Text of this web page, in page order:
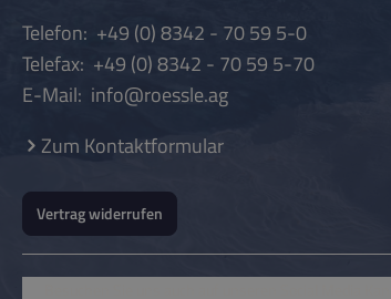
Telefon: +49 (0) 8342 - 70 59 5-0
Telefax: +49 (0) 8342 - 70 59 5-70
E-Mail: info@roessle.ag
Zum Kontaktformular
Vertrag widerrufen